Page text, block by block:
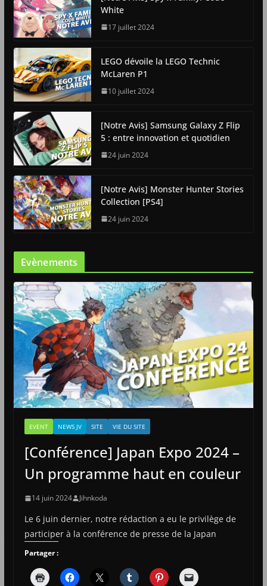
White
17 juillet 2024
LEGO dévoile la LEGO Technic
McLaren P1
10 juillet 2024
[Notre Avis] Samsung Galaxy Z Flip
5 : entre innovation et quotidien
24 juin 2024
[Notre Avis] Monster Hunter Stories
Collection [PS4]
24 juin 2024
Evènements
EVENT NEWS JV SITE VIE DU SITE
[Conférence] Japan Expo 2024 –
Un programme haut en couleur
14 juin 2024 Jihnkoda
Le 6 juin dernier, notre rédaction a eu le privilège de
participer à la conférence de presse de la Japan
Partager :